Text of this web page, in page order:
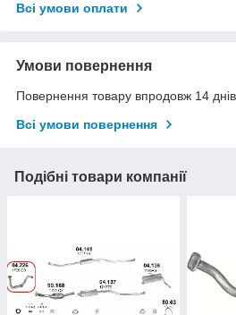
Всі умови оплати
Умови повернення
Повернення товару впродовж 14
Всі умови повернення
Подібні товари компанії